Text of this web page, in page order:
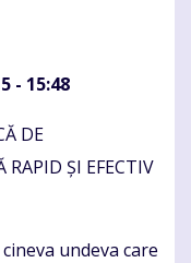
- 15:48
DE
ȘI EFECTIV
undeva care